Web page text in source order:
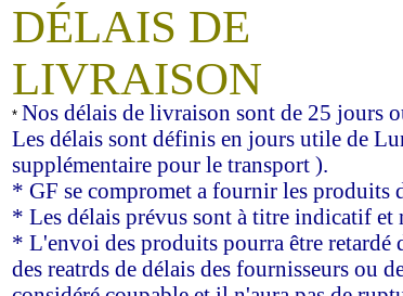
DÉLAIS DE
LIVRAISON
* Nos délais de livraison sont de 25 jours
Les délais sont définis en jours utile de
supplémentaire pour le transport ).
* GF se compromet a fournir les produits
* Les délais prévus sont à titre indicatif et
* L'envoi des produits pourra être retardé
des reatrds de délais des fournisseurs ou